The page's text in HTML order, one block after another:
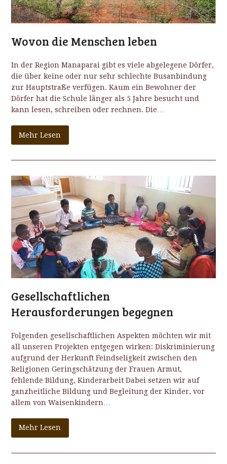
Wovon die Menschen leben
In der Region Manaparai gibt es viele abgelegene Dörfer,
die über keine oder nur sehr schlechte Busanbindung
zur Hauptstraße verfügen. Kaum ein Bewohner der
Dörfer hat die Schule länger als 5 Jahre besucht und
kann lesen, schreiben oder rechnen. Die…
Mehr Lesen
Gesellschaftlichen
Herausforderungen begegnen
Folgenden gesellschaftlichen Aspekten möchten wir mit
all unseren Projekten entgegen wirken: Diskriminierung
aufgrund der Herkunft Feindseligkeit zwischen den
Religionen Geringschätzung der Frauen Armut,
fehlende Bildung, Kinderarbeit Dabei setzen wir auf
ganzheitliche Bildung und Begleitung der Kinder, vor
allem von Waisenkindern…
Mehr Lesen